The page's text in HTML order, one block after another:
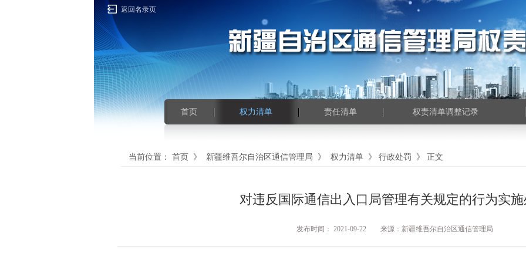
返回名录页
首页 权力清单 责任清单 权责清单调整记录
当前位置： 首页 》 新疆维吾尔自治区通信管理局 》 权力清单 》 行政处罚 》 正文
对违反国际通信出入口局管理有关规定的行为实
发布时间： 2021-09-22 来源：新疆维吾尔自治区通信管理局